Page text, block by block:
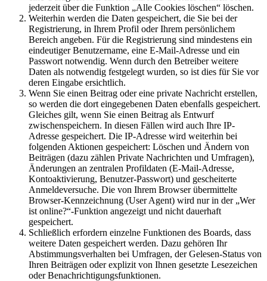
jederzeit über die Funktion „Alle Cookies löschen“ löschen.
Weiterhin werden die Daten gespeichert, die Sie bei der
Registrierung, in Ihrem Profil oder Ihrem persönlichem
Bereich angeben. Für die Registrierung sind mindestens ein
eindeutiger Benutzername, eine E-Mail-Adresse und ein
Passwort notwendig. Wenn durch den Betreiber weitere
Daten als notwendig festgelegt wurden, so ist dies für Sie vor
deren Eingabe ersichtlich.
Wenn Sie einen Beitrag oder eine private Nachricht erstellen,
so werden die dort eingegebenen Daten ebenfalls gespeichert.
Gleiches gilt, wenn Sie einen Beitrag als Entwurf
zwischenspeichern. In diesen Fällen wird auch Ihre IP-
Adresse gespeichert. Die IP-Adresse wird weiterhin bei
folgenden Aktionen gespeichert: Löschen und Ändern von
Beiträgen (dazu zählen Private Nachrichten und Umfragen),
Änderungen an zentralen Profildaten (E-Mail-Adresse,
Kontoaktivierung, Benutzer-Passwort) und gescheiterte
Anmeldeversuche. Die von Ihrem Browser übermittelte
Browser-Kennzeichnung (User Agent) wird nur in der „Wer
ist online?“-Funktion angezeigt und nicht dauerhaft
gespeichert.
Schließlich erfordern einzelne Funktionen des Boards, dass
weitere Daten gespeichert werden. Dazu gehören Ihr
Abstimmungsverhalten bei Umfragen, der Gelesen-Status von
Ihren Beiträgen oder explizit von Ihnen gesetzte Lesezeichen
oder Benachrichtigungsfunktionen.